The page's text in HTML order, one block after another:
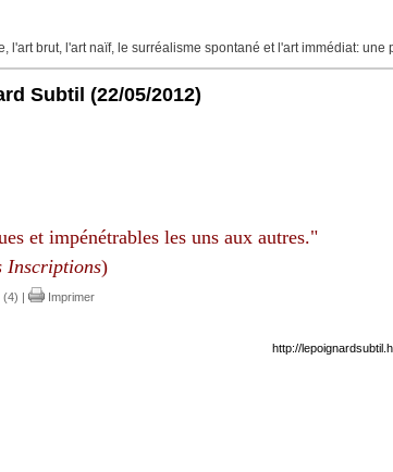
l'art brut, l'art naïf, le surréalisme spontané et l'art immédiat:
Subtil (22/05/2012)
et impénétrables les uns aux autres."
Inscriptions)
(4) Imprimer
http://